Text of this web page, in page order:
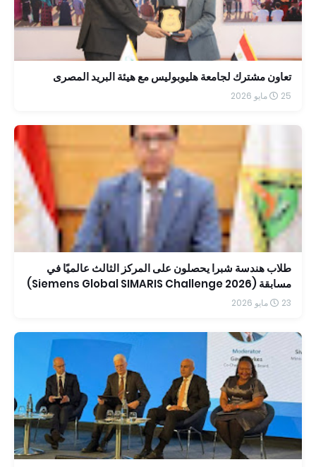
تعاون مشترك لجامعة هليوبوليس مع هيئة البريد المصرى
25 مايو 2026
طلاب هندسة شبرا يحصلون على المركز الثالث عالميًا في
مسابقة (Siemens Global SIMARIS Challenge 2026)
23 مايو 2026